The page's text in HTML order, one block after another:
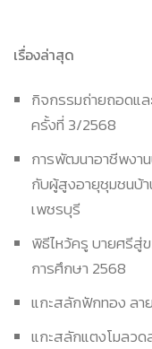
เรื่องล่าสุด
กิจกรรมถ่ายถอดแล
ครั้งที่ 3/2568
การพัฒนาอาชีพงา
กับผู้สูงอายุชุมชนบ้า
เพชรบุรี
พิธีไหว้ครู บายศรีสู่
การศึกษา 2568
แกะสลักฟักทอง ลา
แกะสลักแตงโมลว